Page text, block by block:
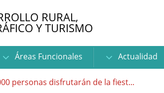
RURAL,
Y TURISMO
Áreas Funcionales Actualidad
personas disfrutarán de la fiest...